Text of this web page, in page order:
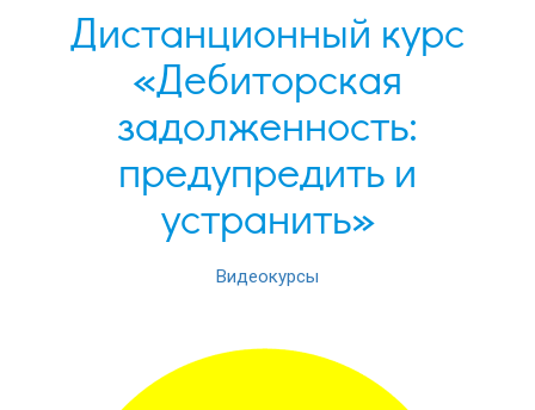
Дистанционный курс
«Дебиторская
задолженность:
предупредить и
устранить»
Видеокурсы